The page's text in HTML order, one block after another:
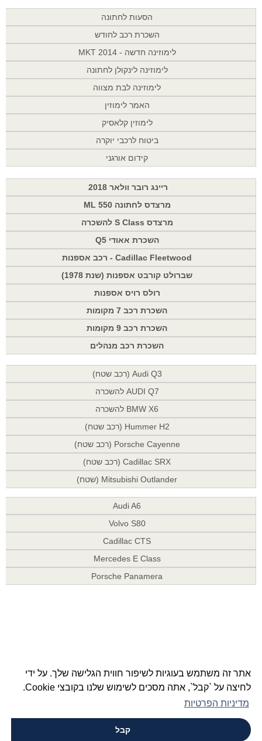
אתר זה משתמש בעוגיות לשיפור חווית הגלישה שלך. על ידי
לחיצה על `קבל`, אתה מסכים לשימוש שלנו בקובצי Cookie.
מדיניות הפרטיות
קבל
הסעות לחתונה
השכרת רכב לחודש
לימוזינה חדשה - MKT 2014
לימוזינה לינקולן לחתונה
לימוזינה לבת מצווה
האמר לימוזין
לימוזין קלאסיק
ביטוח לרכבי יוקרה
קידום אורגני
ריינג רובר וולאר 2018
מרצדס לחתונה ML 550
מרצדס S Class להשכרה
השכרת אאודי Q5
Cadillac Fleetwood - רכב אספנות
שברולט קורבט אספנות (שנת 1978)
רולס רויס אספנות
השכרת רכב 7 מקומות
השכרת רכב 9 מקומות
השכרת רכב מנהלים
Audi Q3 (רכב שטח)
AUDI Q7 להשכרה
BMW X6 להשכרה
Hummer H2 (רכב שטח)
Porsche Cayenne (רכב שטח)
Cadillac SRX (רכב שטח)
Mitsubishi Outlander (שטח)
Audi A6
Volvo S80
Cadillac CTS
Mercedes E Class
Porsche Panamera